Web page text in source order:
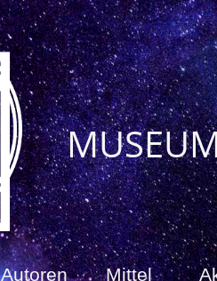
Autoren Mittel